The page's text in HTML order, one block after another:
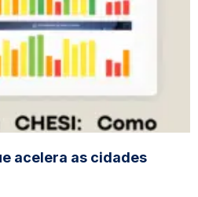
acelera as cidades